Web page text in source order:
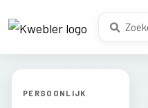
PERSOONLIJK